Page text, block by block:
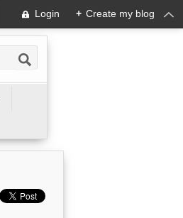
Login + Create my blog